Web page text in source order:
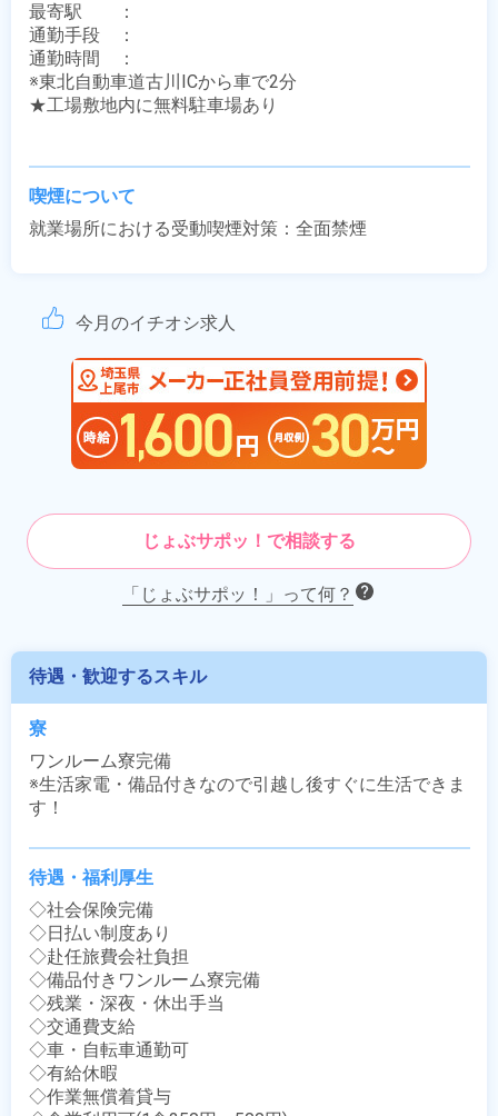
最寄駅　　：
通勤手段　：
通勤時間　：
※東北自動車道古川ICから車で2分
★工場敷地内に無料駐車場あり
喫煙について
就業場所における受動喫煙対策：全面禁煙
今月のイチオシ求人
じょぶサポッ！で相談する
「じょぶサポッ！」って何？
待遇・歓迎するスキル
寮
ワンルーム寮完備
※生活家電・備品付きなので引越し後すぐに生活できま
す！
待遇・福利厚生
◇社会保険完備
◇日払い制度あり
◇赴任旅費会社負担
◇備品付きワンルーム寮完備
◇残業・深夜・休出手当
◇交通費支給
◇車・自転車通勤可
◇有給休暇
◇作業無償着貸与